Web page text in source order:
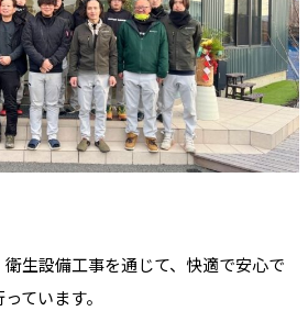
生設備工事を通じて、快適で安心で
ています。